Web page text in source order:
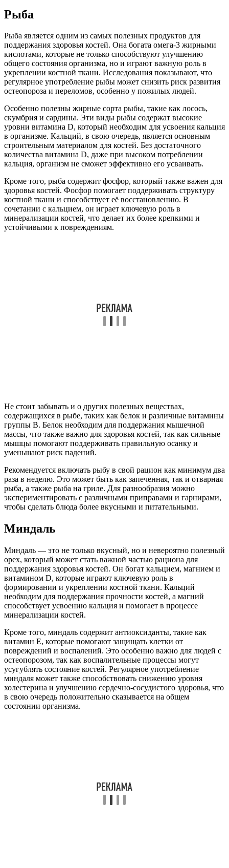
Рыба
Рыба является одним из самых полезных продуктов для
поддержания здоровья костей. Она богата омега-3 жирными
кислотами, которые не только способствуют улучшению
общего состояния организма, но и играют важную роль в
укреплении костной ткани. Исследования показывают, что
регулярное употребление рыбы может снизить риск развития
остеопороза и переломов, особенно у пожилых людей.
Особенно полезны жирные сорта рыбы, такие как лосось,
скумбрия и сардины. Эти виды рыбы содержат высокие
уровни витамина D, который необходим для усвоения кальция
в организме. Кальций, в свою очередь, является основным
строительным материалом для костей. Без достаточного
количества витамина D, даже при высоком потреблении
кальция, организм не сможет эффективно его усваивать.
Кроме того, рыба содержит фосфор, который также важен для
здоровья костей. Фосфор помогает поддерживать структуру
костной ткани и способствует её восстановлению. В
сочетании с кальцием, он играет ключевую роль в
минерализации костей, что делает их более крепкими и
устойчивыми к повреждениям.
Не стоит забывать и о других полезных веществах,
содержащихся в рыбе, таких как белок и различные витамины
группы B. Белок необходим для поддержания мышечной
массы, что также важно для здоровья костей, так как сильные
мышцы помогают поддерживать правильную осанку и
уменьшают риск падений.
Рекомендуется включать рыбу в свой рацион как минимум два
раза в неделю. Это может быть как запеченная, так и отварная
рыба, а также рыба на гриле. Для разнообразия можно
экспериментировать с различными приправами и гарнирами,
чтобы сделать блюда более вкусными и питательными.
Миндаль
Миндаль — это не только вкусный, но и невероятно полезный
орех, который может стать важной частью рациона для
поддержания здоровья костей. Он богат кальцием, магнием и
витамином D, которые играют ключевую роль в
формировании и укреплении костной ткани. Кальций
необходим для поддержания прочности костей, а магний
способствует усвоению кальция и помогает в процессе
минерализации костей.
Кроме того, миндаль содержит антиоксиданты, такие как
витамин E, которые помогают защищать клетки от
повреждений и воспалений. Это особенно важно для людей с
остеопорозом, так как воспалительные процессы могут
усугублять состояние костей. Регулярное употребление
миндаля может также способствовать снижению уровня
холестерина и улучшению сердечно-сосудистого здоровья, что
в свою очередь положительно сказывается на общем
состоянии организма.